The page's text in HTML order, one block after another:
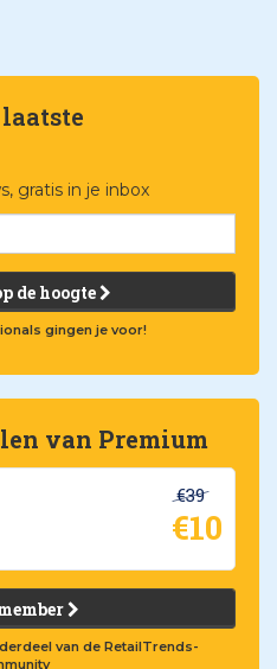
gratis in je inbox
de hoogte
gingen je voor!
van Premium
€39
€10
van de RetailTrends-